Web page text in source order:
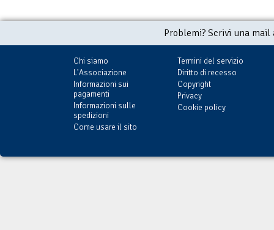
Problemi? Scrivi una
Chi siamo
L'Associazione
Informazioni sui
pagamenti
Informazioni sulle
spedizioni
Come usare il sito
Termini del servizio
Diritto di recesso
Copyright
Privacy
Cookie policy